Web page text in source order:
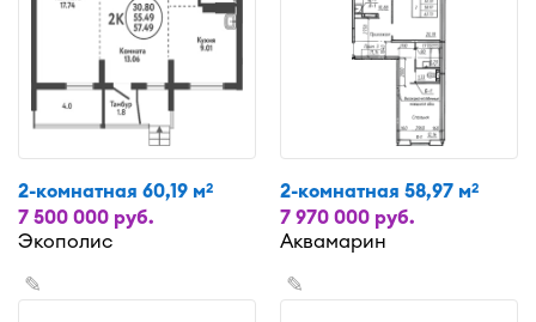
2-комнатная 60,19 м2
7 500 000 руб.
Экополис
2-комнатная 58,97 м2
7 970 000 руб.
Аквамарин
✎ ✎